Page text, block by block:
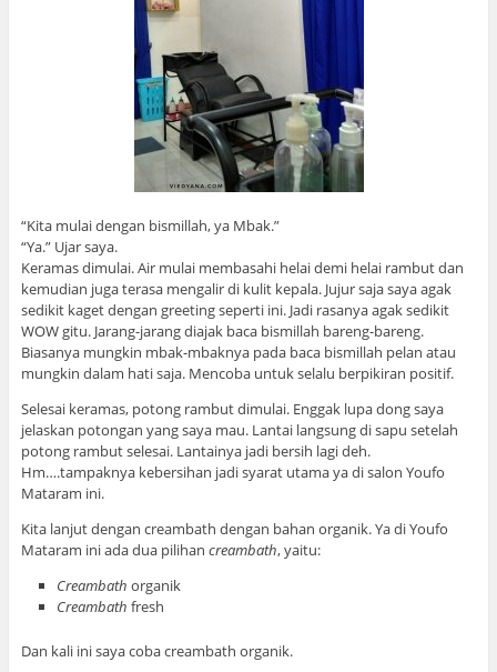
“Kita mulai dengan bismillah, ya Mbak.”
“Ya.” Ujar saya.
Keramas dimulai. Air mulai membasahi helai demi helai rambut dan
kemudian juga terasa mengalir di kulit kepala. Jujur saja saya agak
sedikit kaget dengan greeting seperti ini. Jadi rasanya agak sedikit
WOW gitu. Jarang-jarang diajak baca bismillah bareng-bareng.
Biasanya mungkin mbak-mbaknya pada baca bismillah pelan atau
mungkin dalam hati saja. Mencoba untuk selalu berpikiran positif.
Selesai keramas, potong rambut dimulai. Enggak lupa dong saya
jelaskan potongan yang saya mau. Lantai langsung di sapu setelah
potong rambut selesai. Lantainya jadi bersih lagi deh.
Hm….tampaknya kebersihan jadi syarat utama ya di salon Youfo
Mataram ini.
Kita lanjut dengan creambath dengan bahan organik. Ya di Youfo
Mataram ini ada dua pilihan creambath, yaitu:
Creambath organik
Creambath fresh
Dan kali ini saya coba creambath organik.